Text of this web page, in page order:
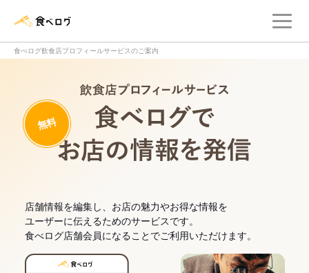
食べログ飲食店プロフィールサービスのご案内
無料
店舗情報を編集し、お店の魅力やお得な情報を
ユーザーに伝えるためのサービスです。
食べログ店舗会員になることでご利用いただけます。